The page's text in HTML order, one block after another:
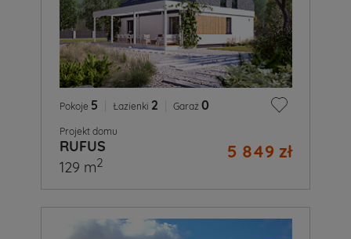
Pokoje 5 Łazienki 2 Garaż 0
Projekt domu
RUFUS 5 849 zł
129 m2